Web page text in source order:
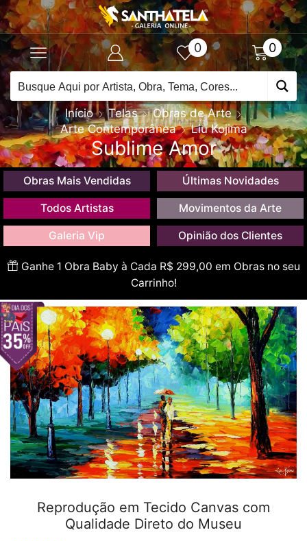
0 0
Início Telas
Obras de Arte
Arte Contemporânea
Liu Kojima
Sublime Amor
Obras Mais Vendidas Últimas Novidades
Todos Artistas Movimentos da Arte
Galeria Vip Opinião dos Clientes
Ganhe 1 Obra Baby à Cada R$ 299,00 em Obras no seu
Carrinho!
Reprodução em Tecido Canvas com
Qualidade Direto do Museu